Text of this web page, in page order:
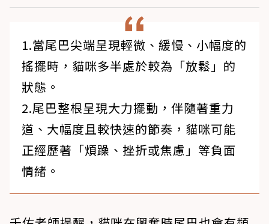
1.當尾巴尖端呈現輕微、緩慢、小幅度的
搖擺時，貓咪多半處於較為「放鬆」的
狀態。
2.尾巴整根呈現大力擺動，伴隨著重力
道、大幅度且較快速的節奏，貓咪可能
正經歷著「煩躁、挫折或焦慮」等負面
情緒。